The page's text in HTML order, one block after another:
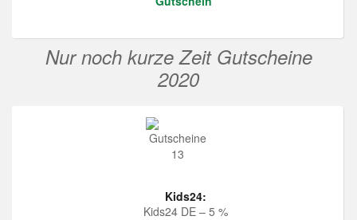
Nur noch kurze Zeit Gutscheine
2020
Kids24:
Kids24 DE – 5 %